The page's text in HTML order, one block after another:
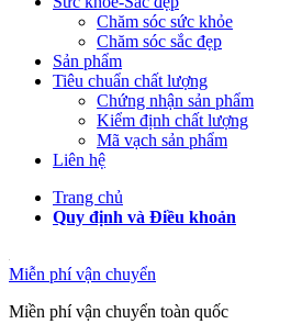
Chăm sóc sức khỏe
Chăm sóc sắc đẹp
Sản phẩm
Tiêu chuẩn chất lượng
Chứng nhận sản phẩm
Kiểm định chất lượng
Mã vạch sản phẩm
Liên hệ
Trang chủ
Quy định và Điều khoản
Miễn phí vận chuyển
Miền phí vận chuyển toàn quốc